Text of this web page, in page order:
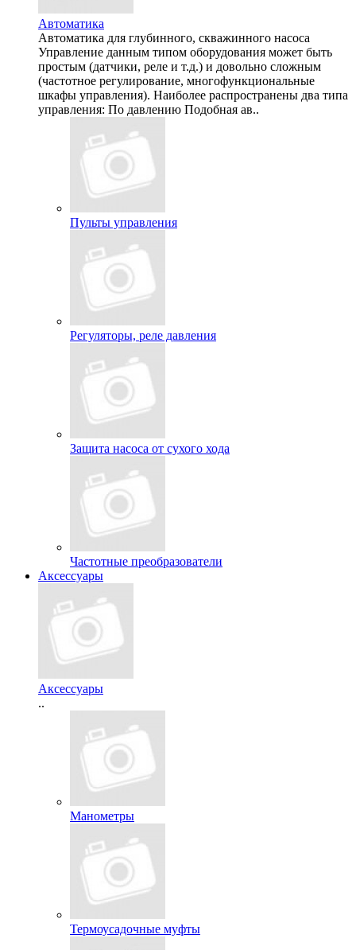
Автоматика
Автоматика для глубинного, скважинного насоса
Управление данным типом оборудования может быть
простым (датчики, реле и т.д.) и довольно сложным
(частотное регулирование, многофункциональные
шкафы управления). Наиболее распространены два типа
управления: По давлению Подобная ав..
Пульты управления
Регуляторы, реле давления
Защита насоса от сухого хода
Частотные преобразователи
Аксессуары
Аксессуары
..
Манометры
Термоусадочные муфты